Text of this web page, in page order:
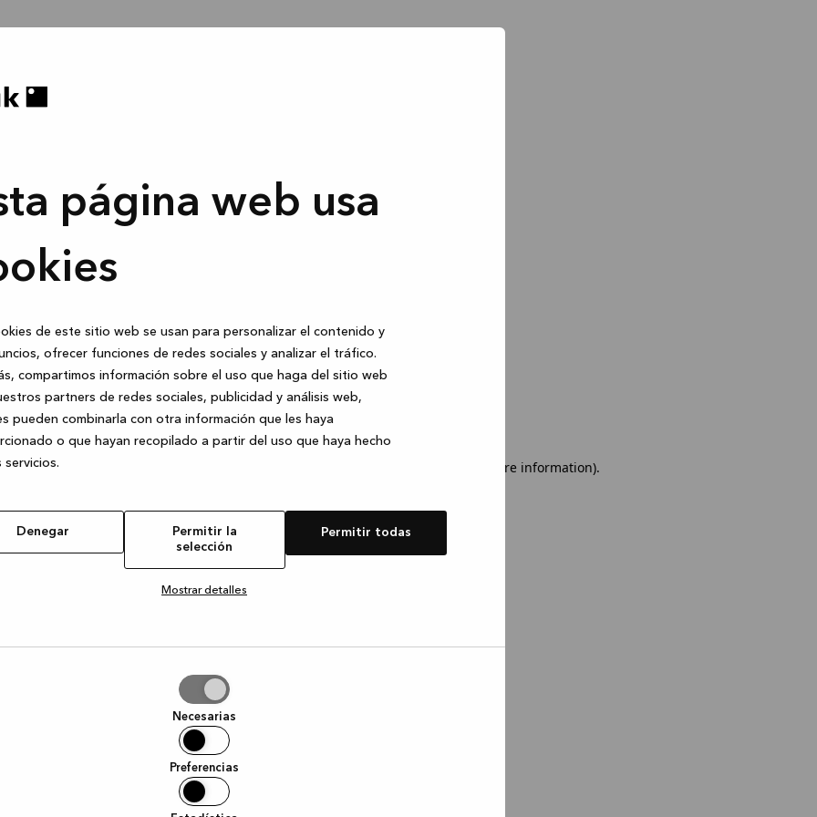
página web usa
de este sitio web se usan para personalizar el contenido y
ofrecer funciones de redes sociales y analizar el tráfico.
compartimos información sobre el uso que haga del sitio web
partners de redes sociales, publicidad y análisis web,
pueden combinarla con otra información que les haya
o que hayan recopilado a partir del uso que haya hecho
servicios.
Denegar
Permitir la
selección
Permitir todas
Mostrar detalles
Necesarias
Preferencias
has occurred (see the browser console for more information).